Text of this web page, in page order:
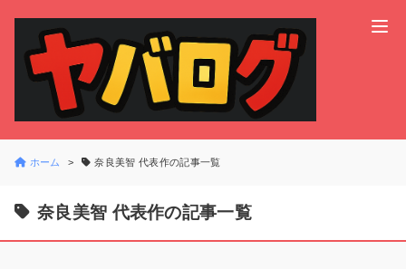
ホーム 奈良美智 代表作の記事一覧
奈良美智 代表作の記事一覧